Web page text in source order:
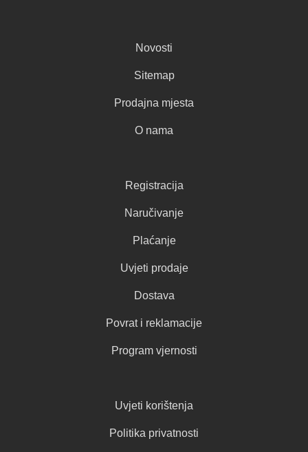
Novosti
Sitemap
Prodajna mjesta
O nama
Registracija
Naručivanje
Plaćanje
Uvjeti prodaje
Dostava
Povrat i reklamacije
Program vjernosti
Uvjeti korištenja
Politika privatnosti